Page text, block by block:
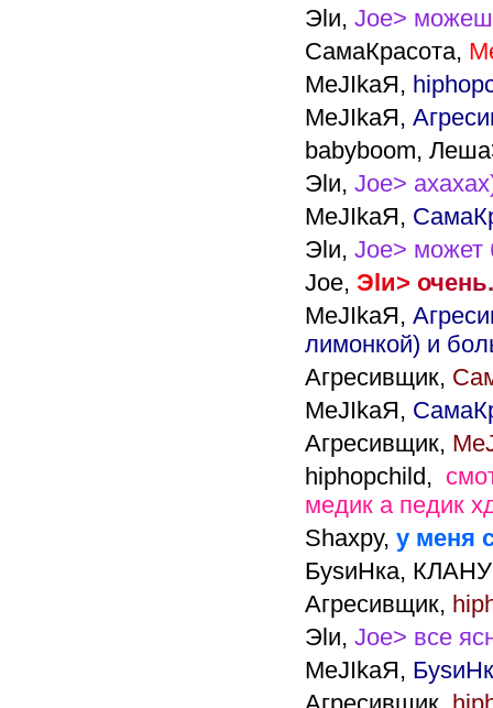
Эlи, Joe>
СамаКрасота,
MeJIkaЯ,
MeJIkaЯ,
babyboom,
Эlи, Joe>
MeJIkaЯ,
Эlи, Joe> может
Joe, Эlи> очень.
MeJIkaЯ,
лимонкой) и
Агресивщик,
MeJIkaЯ,
Агресивщик,
hiphopchild,
медик а педик
Shaxpy, у меня
БуsиНка,
Агресивщик,
Эlи, Joe> все
MeJIkaЯ,